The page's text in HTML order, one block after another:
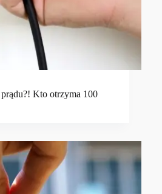
Kto otrzyma 100